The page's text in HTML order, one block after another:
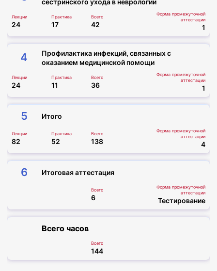
Лекции
24
Практика
17
Всего
42
Форма промежуточной
аттестации
1
4
Профилактика инфекций, связанных с
оказанием медицинской помощи
Лекции
24
Практика
11
Всего
36
Форма промежуточной
аттестации
1
5 Итого
Лекции
82
Практика
52
Всего
138
Форма промежуточной
аттестации
4
6 Итоговая аттестация
Всего
6
Форма промежуточной
аттестации
Тестирование
Всего часов
Всего
144